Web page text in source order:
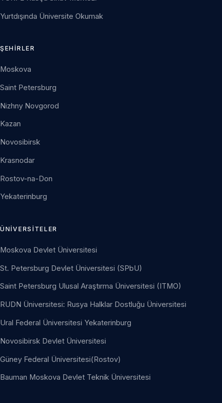
Yurtdışında Üniversite Okumak
ŞEHIRLER
Moskova
Saint Petersburg
Nizhny Novgorod
Kazan
Novosibirsk
Krasnodar
Rostov-na-Don
Yekaterinburg
ÜNIVERSITELER
Moskova Devlet Üniversitesi
St. Petersburg Devlet Üniversitesi (SPbU)
Saint Petersburg Ulusal Araştırma Üniversitesi (ITMO)
RUDN Üniversitesi: Rusya Halklar Dostluğu Üniversitesi
Ural Federal Üniversitesi Yekaterinburg
Novosibirsk Devlet Üniversitesi
Güney Federal Üniversitesi(Rostov)
Bauman Moskova Devlet Teknik Üniversitesi